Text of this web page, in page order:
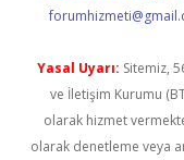
Yasal Uyarı: Sitemiz,
ve İletişim Kurumu
olarak hizmet
olarak denetleme veya